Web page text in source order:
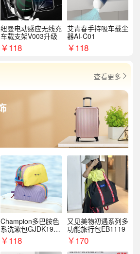
纽曼电动感应无线充
车载支架V003升级
￥118
艾青春手持吸车载尘
器AI-C01
￥118
查看更多 
Champion多巴胺色
系洗漱包GJDK19R
1￥118
又见美物初遇系列多
功能旅行包EB1119
￥170